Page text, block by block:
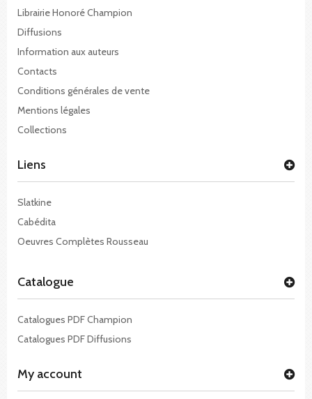
Librairie Honoré Champion
Diffusions
Information aux auteurs
Contacts
Conditions générales de vente
Mentions légales
Collections
Liens
Slatkine
Cabédita
Oeuvres Complètes Rousseau
Catalogue
Catalogues PDF Champion
Catalogues PDF Diffusions
My account